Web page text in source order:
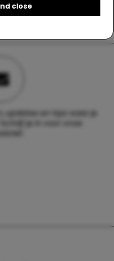
close
updates en tips waar je
je in voor onze